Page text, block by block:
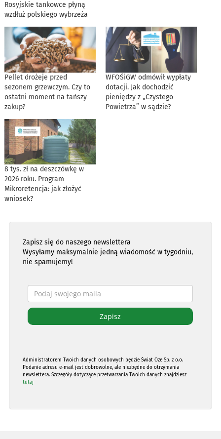
Rosyjskie tankowce płyną
wzdłuż polskiego wybrzeża
Pellet drożeje przed
sezonem grzewczym. Czy to
ostatni moment na tańszy
zakup?
WFOŚiGW odmówił wypłaty
dotacji. Jak dochodzić
pieniędzy z „Czystego
Powietrza” w sądzie?
8 tys. zł na deszczówkę w
2026 roku. Program
Mikroretencja: jak złożyć
wniosek?
Zapisz się do naszego newslettera
Wysyłamy maksymalnie jedną wiadomość w tygodniu,
nie spamujemy!
Administratorem Twoich danych osobowych będzie Świat Oze Sp. z o.o.
Podanie adresu e-mail jest dobrowolne, ale niezbędne do otrzymania
newslettera. Szczegóły dotyczące przetwarzania Twoich danych znajdziesz
tutaj